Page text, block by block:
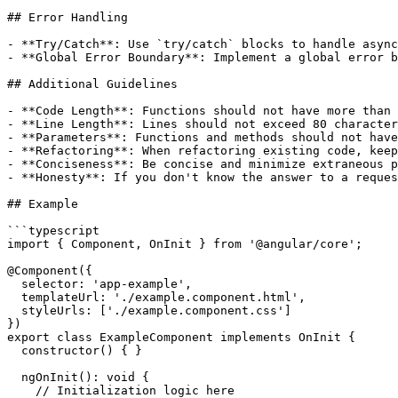
## Error Handling
- **Try/Catch**: Use `try/catch` blocks to handle
- **Global Error Boundary**: Implement a global error
## Additional Guidelines
- **Code Length**: Functions should not have more
- **Line Length**: Lines should not exceed 80
- **Parameters**: Functions and methods should not
- **Refactoring**: When refactoring existing code, keep
- **Conciseness**: Be concise and minimize extraneous
- **Honesty**: If you don't know the answer to a
## Example
```typescript
import { Component, OnInit } from '@angular/core';
@Component({
  selector: 'app-example',
  templateUrl: './example.component.html',
  styleUrls: ['./example.component.css']
})
export class ExampleComponent implements OnInit {
  constructor() { }
  ngOnInit(): void {
    // Initialization logic here